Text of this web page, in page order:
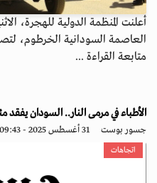
أعلنت المنظمة الدولية للهجرة،
العاصمة السودانية الخرطوم،
متابعة القراءة ...
الأطباء في مرمى النار.. السودان يفقد
جسور بوست 31 أغسطس 2025 - 09:43
اتجاهات